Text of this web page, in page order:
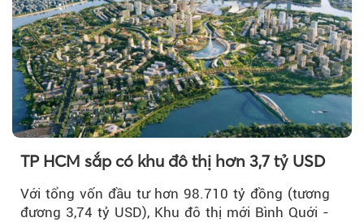
TP HCM sắp có khu đô thị hơn 3,7 tỷ USD
Với tổng vốn đầu tư hơn 98.710 tỷ đồng (tương
đương 3,74 tỷ USD), Khu đô thị mới Bình Quới -